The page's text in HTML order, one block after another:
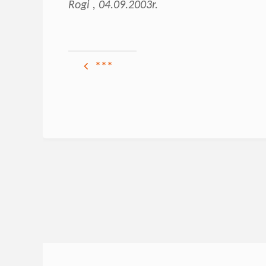
Rogi , 04.09.2003r.
***